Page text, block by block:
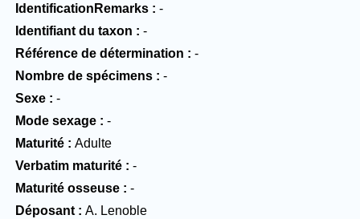
IdentificationRemarks
-
Identifiant du taxon
-
Référence de détermination
-
Nombre de spécimens
-
Sexe
-
Mode sexage
-
Maturité
Adulte
Verbatim maturité
-
Maturité osseuse
-
Déposant
A. Lenoble